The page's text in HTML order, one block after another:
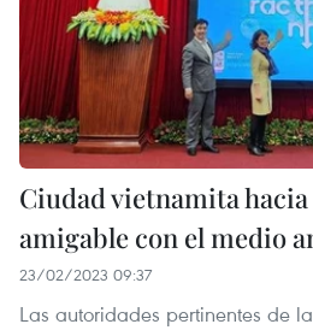
Ciudad vietnamita
amigable con el medio
23/02/2023 09:37
Las autoridades pertinentes de